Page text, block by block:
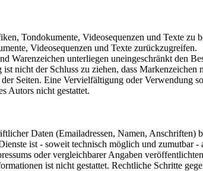
Tondokumente, Videosequenzen und Texte zu
Videosequenzen und Texte zurückzugreifen.
Warenzeichen unterliegen uneingeschränkt den
nicht der Schluss zu ziehen, dass
Seiten. Eine Vervielfältigung oder Verwendung
Autors nicht gestattet.
Daten (Emailadressen, Namen, Anschriften)
ist - soweit technisch möglich und zumutbar
oder vergleichbarer Angaben
ist nicht gestattet. Rechtliche Schritte